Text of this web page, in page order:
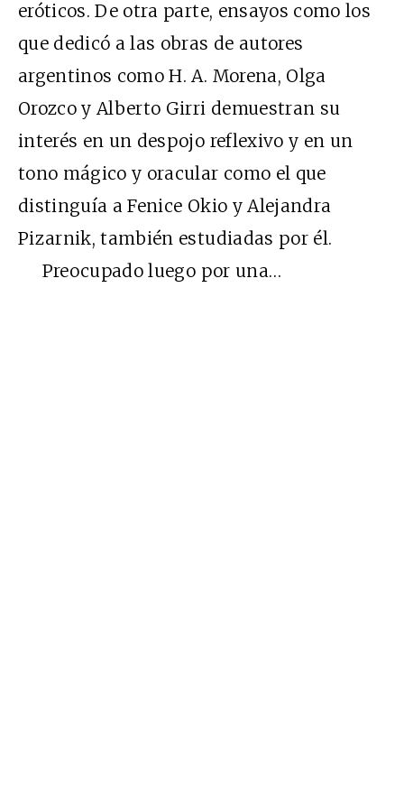
eróticos. De otra parte, ensayos como los
que dedicó a las obras de autores
argentinos como H. A. Morena, Olga
Orozco y Alberto Girri demuestran su
interés en un despojo reflexivo y en un
tono mágico y oracular como el que
distinguía a Fenice Okio y Alejandra
Pizarnik, también estudiadas por él.
Preocupado luego por una…